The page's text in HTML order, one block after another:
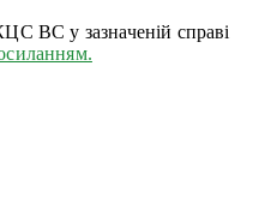
ВС у зазначеній справі